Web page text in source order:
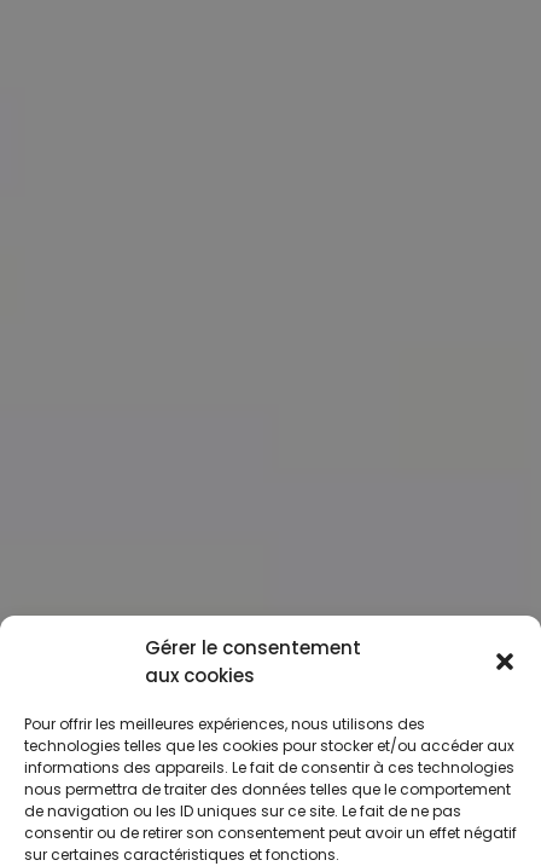
Gérer le consentement
aux cookies
Pour offrir les meilleures expériences, nous utilisons des
technologies telles que les cookies pour stocker et/ou accéder aux
informations des appareils. Le fait de consentir à ces technologies
nous permettra de traiter des données telles que le comportement
de navigation ou les ID uniques sur ce site. Le fait de ne pas
consentir ou de retirer son consentement peut avoir un effet négatif
sur certaines caractéristiques et fonctions.